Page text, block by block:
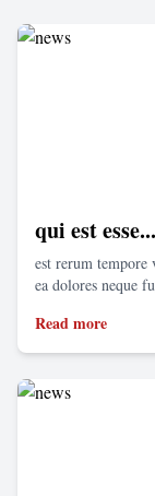
qui est esse...
est rerum tempore
ea dolores neque
Read more